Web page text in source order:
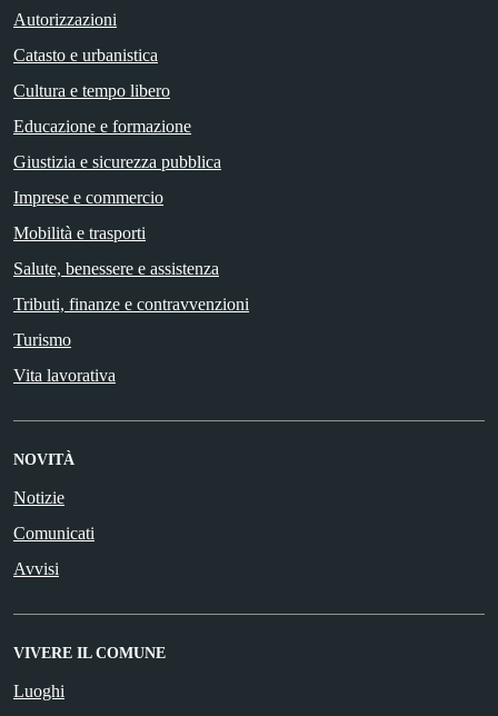
Autorizzazioni
Catasto e urbanistica
Cultura e tempo libero
Educazione e formazione
Giustizia e sicurezza pubblica
Imprese e commercio
Mobilità e trasporti
Salute, benessere e assistenza
Tributi, finanze e contravvenzioni
Turismo
Vita lavorativa
NOVITÀ
Notizie
Comunicati
Avvisi
VIVERE IL COMUNE
Luoghi